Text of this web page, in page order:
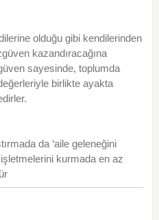
olduğu gibi kendilerinden
kazandıracağına
sayesinde, toplumda
birlikte ayakta
da ‘aile geleneğini
kurmada en az